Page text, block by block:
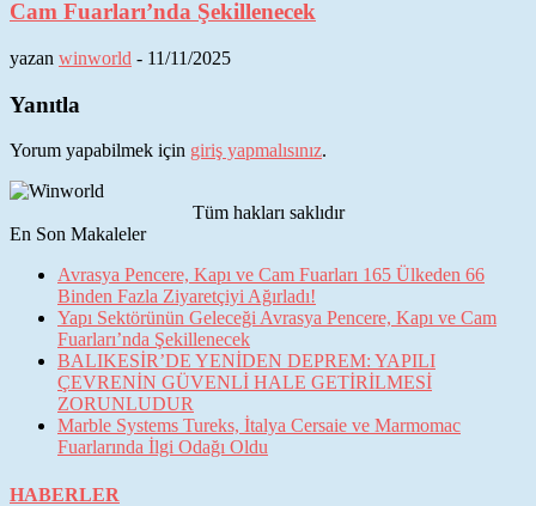
Cam Fuarları’nda Şekillenecek
yazan winworld - 11/11/2025
Yanıtla
Yorum yapabilmek için giriş yapmalısınız.
Tüm hakları saklıdır
En Son Makaleler
Avrasya Pencere, Kapı ve Cam Fuarları 165 Ülkeden 66
Binden Fazla Ziyaretçiyi Ağırladı!
Yapı Sektörünün Geleceği Avrasya Pencere, Kapı ve Cam
Fuarları’nda Şekillenecek
BALIKESİR’DE YENİDEN DEPREM: YAPILI
ÇEVRENİN GÜVENLİ HALE GETİRİLMESİ
ZORUNLUDUR
Marble Systems Tureks, İtalya Cersaie ve Marmomac
Fuarlarında İlgi Odağı Oldu
HABERLER